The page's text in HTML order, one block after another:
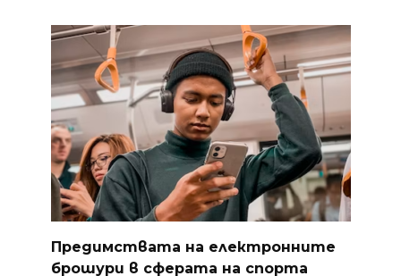
Предимствата на електронните
брошури в сферата на спорта